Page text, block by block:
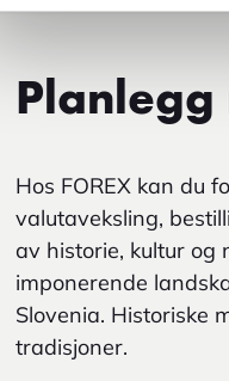
Hos FOREX kan du
valutaveksling,
av historie, kultur og
imponerende
Slovenia. Historiske
tradisjoner.